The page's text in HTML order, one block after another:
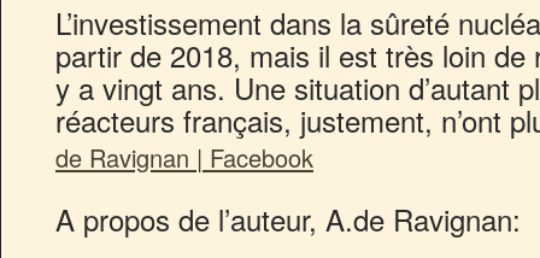
L’investissement dans la sûreté
partir de 2018, mais il est très loin de
y a vingt ans. Une situation d’autant
réacteurs français, justement, n’ont
de Ravignan | Facebook
A propos de l’auteur, A.de Ravignan: